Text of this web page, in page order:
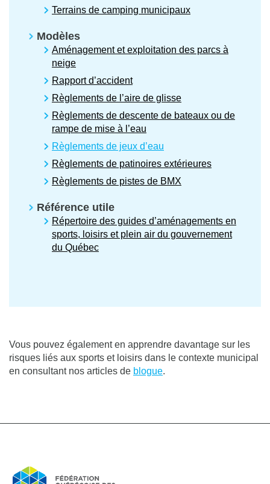
Terrains de camping municipaux
Modèles
Aménagement et exploitation des parcs à
neige
Rapport d’accident
Règlements de l’aire de glisse
Règlements de descente de bateaux ou de
rampe de mise à l’eau
Règlements de jeux d’eau
Règlements de patinoires extérieures
Règlements de pistes de BMX
Référence utile
Répertoire des guides d’aménagements en
sports, loisirs et plein air du gouvernement
du Québec
Vous pouvez également en apprendre davantage sur les
risques liés aux sports et loisirs dans le contexte municipal
en consultant nos articles de blogue.